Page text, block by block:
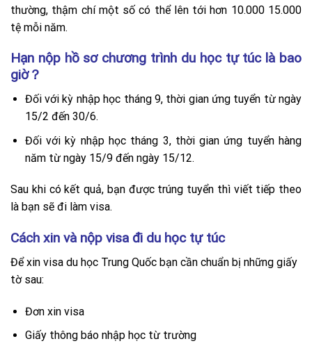
thường, thậm chí một số có thể lên tới hơn 10.000 15.000
tệ mỗi năm.
Hạn nộp hồ sơ chương trình du học tự túc là bao
giờ？
Đối với kỳ nhập học tháng 9, thời gian ứng tuyển từ ngày
15/2 đến 30/6.
Đối với kỳ nhập học tháng 3, thời gian ứng tuyển hàng
năm từ ngày 15/9 đến ngày 15/12.
Sau khi có kết quả, bạn được trúng tuyển thì viết tiếp theo
là bạn sẽ đi làm visa.
Cách xin và nộp visa đi du học tự túc
Để xin visa du học Trung Quốc bạn cần chuẩn bị những giấy
tờ sau:
Đơn xin visa
Giấy thông báo nhập học từ trường